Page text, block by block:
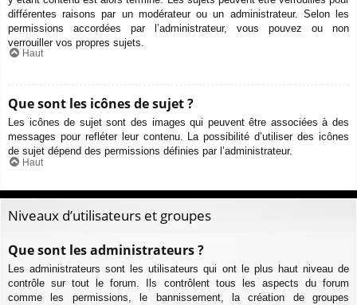
différentes raisons par un modérateur ou un administrateur. Selon les
permissions accordées par l’administrateur, vous pouvez ou non
verrouiller vos propres sujets.
Haut
Que sont les icônes de sujet ?
Les icônes de sujet sont des images qui peuvent être associées à des
messages pour refléter leur contenu. La possibilité d’utiliser des icônes
de sujet dépend des permissions définies par l’administrateur.
Haut
Niveaux d’utilisateurs et groupes
Que sont les administrateurs ?
Les administrateurs sont les utilisateurs qui ont le plus haut niveau de
contrôle sur tout le forum. Ils contrôlent tous les aspects du forum
comme les permissions, le bannissement, la création de groupes